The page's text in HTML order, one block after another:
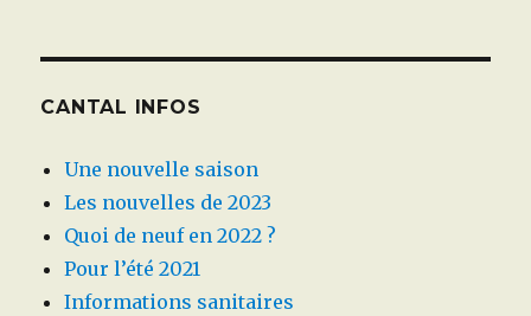
CANTAL INFOS
Une nouvelle saison
Les nouvelles de 2023
Quoi de neuf en 2022 ?
Pour l’été 2021
Informations sanitaires